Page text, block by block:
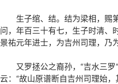
生子绾、结。结为梁相，赐
问，年百三十有七，生子时清、
景祐元年进士，为吉州司理，乃
又罗拯公之裔孙，“吉水三罗
云：“故山原谱断自吉州司理始